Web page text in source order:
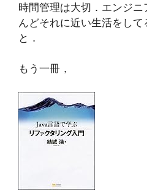
時間管理は大切．エンジ
んどそれに近い生活をし
と．
もう一冊，